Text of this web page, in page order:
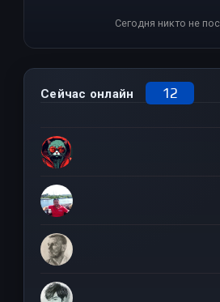
Сегодня никто не
Сейчас онлайн 12